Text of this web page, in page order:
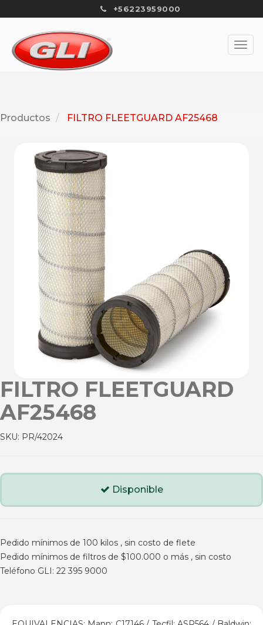
+56223959000
Productos FILTRO FLEETGUARD AF25468
FILTRO FLEETGUARD
AF25468
SKU: PR/42024
Disponible
Pedido mínimos de 100 kilos , sin costo de flete
Pedido mínimos de filtros de $100.000 o más , sin costo
Teléfono GLI: 22 395 9000